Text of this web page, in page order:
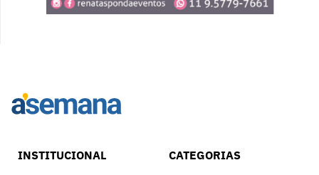
INSTITUCIONAL CATEGORIAS